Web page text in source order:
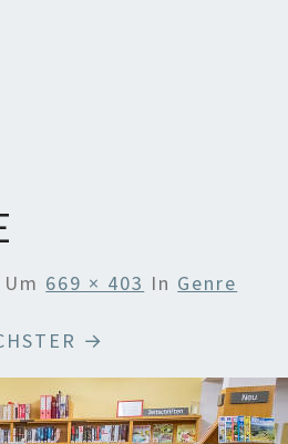
Um 669 × 403 In Genre
→